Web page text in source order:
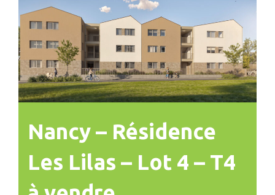
Nancy – Résidence
Les Lilas – Lot 4 – T4